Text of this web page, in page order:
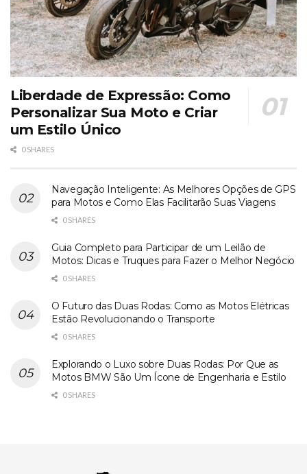
Liberdade de Expressão: Como
Personalizar Sua Moto e Criar
um Estilo Único
0 SHARES
Navegação Inteligente: As Melhores Opções de GPS
para Motos e Como Elas Facilitarão Suas Viagens
0 SHARES
Guia Completo para Participar de um Leilão de
Motos: Dicas e Truques para Fazer o Melhor Negócio
0 SHARES
O Futuro das Duas Rodas: Como as Motos Elétricas
Estão Revolucionando o Transporte
0 SHARES
Explorando o Luxo sobre Duas Rodas: Por Que as
Motos BMW São Um Ícone de Engenharia e Estilo
0 SHARES